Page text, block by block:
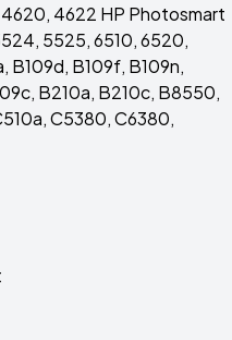
4622 HP Photosmart
5525, 6510, 6520,
B109d, B109f, B109n,
B210a, B210c, B8550,
C5380, C6380,